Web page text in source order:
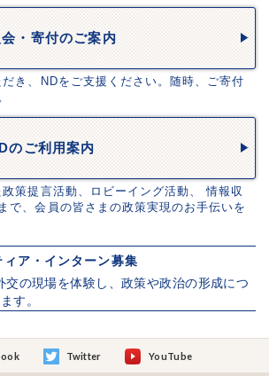
会・寄付のご案内
き、NDをご支援ください。随時、ご寄付
のご利用案内
策提言活動、ロビーイング活動、 情報収
で、会員の皆さまの政策実現のお手伝いを
ィア・インターン募集
交の現場を体験し、政策や政治の形成につ
す。
Twitter YouTube